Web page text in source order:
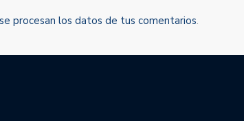
procesan los datos de tus comentarios.